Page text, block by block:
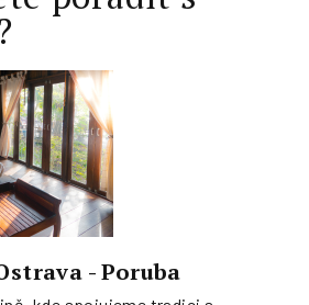
- Poruba